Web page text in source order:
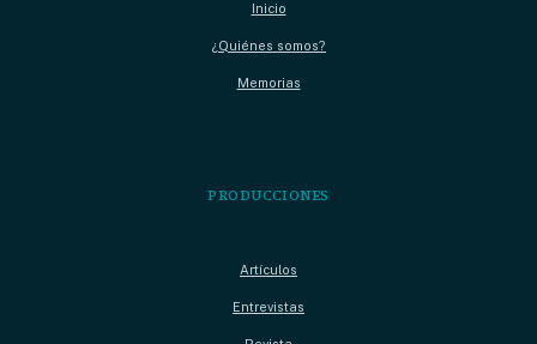
Inicio
¿Quiénes somos?
Memorias
PRODUCCIONES
Artículos
Entrevistas